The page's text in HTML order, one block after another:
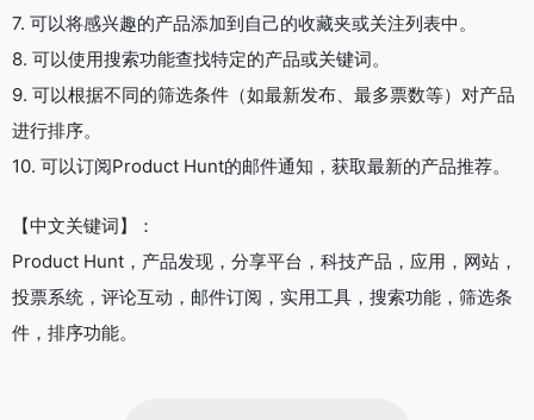
7. 可以将感兴趣的产品添加到自己的收藏夹或关注列表中。
8. 可以使用搜索功能查找特定的产品或关键词。
9. 可以根据不同的筛选条件（如最新发布、最多票数等）对产品
进行排序。
10. 可以订阅Product Hunt的邮件通知，获取最新的产品推荐。
【中文关键词】：
Product Hunt，产品发现，分享平台，科技产品，应用，网站，
投票系统，评论互动，邮件订阅，实用工具，搜索功能，筛选条
件，排序功能。